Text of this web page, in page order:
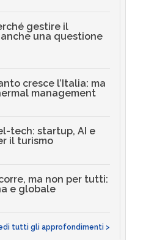
gestire il
una questione
cresce l’Italia: ma
management
tech: startup, AI e
il turismo
ma non per tutti:
e globale
tutti gli approfondimenti >